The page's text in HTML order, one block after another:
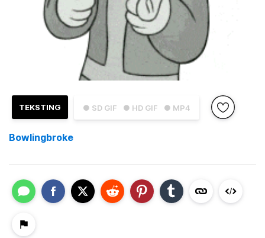
● SD GIF ● HD GIF ● MP4
TEKSTING
Bowlingbroke